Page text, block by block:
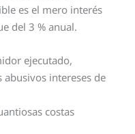
es el mero interés
del 3 % anual.
ejecutado,
intereses de
costas